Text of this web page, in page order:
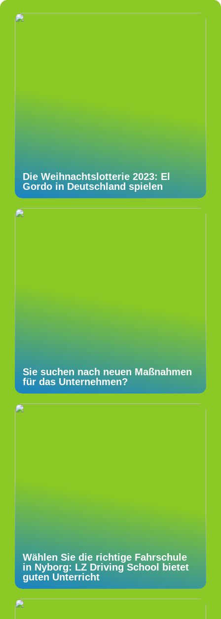
Die Weihnachtslotterie 2023: El
Gordo in Deutschland spielen
Sie suchen nach neuen Maßnahmen
für das Unternehmen?
Wählen Sie die richtige Fahrschule
in Nyborg: LZ Driving School bietet
guten Unterricht